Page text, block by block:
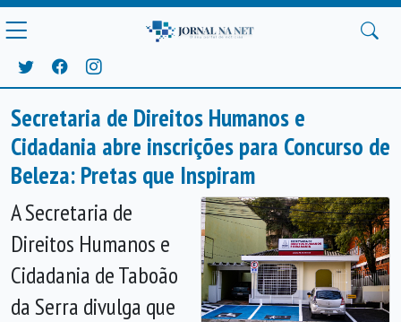
Secretaria de Direitos Humanos e
Cidadania abre inscrições para Concurso de
Beleza: Pretas que Inspiram
A Secretaria de
Direitos Humanos e
Cidadania de Taboão
da Serra divulga que